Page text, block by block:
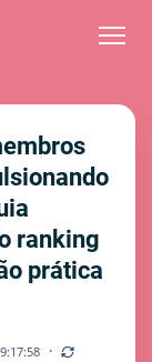
ranking
prática
·